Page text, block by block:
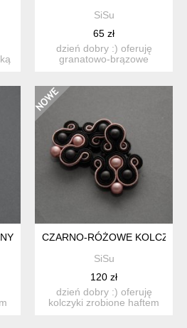
SiSu
65 zł
dzień dobry :) oferuję
granatowo-brązowe
CZARNO-RÓŻOWE KOLCZYKI
SiSu
120 zł
dzień dobry :) oferuję
kolczyki zrobione haftem